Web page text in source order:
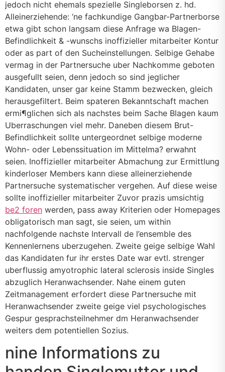
jedoch nicht ehemals spezielle Singleborsen z. hd.
Alleinerziehende: ‘ne fachkundige Gangbar-Partnerborse
etwa gibt schon langsam diese Anfrage wa Blagen-
Befindlichkeit & -wunschs inoffizieller mitarbeiter Kontur
oder as part of den Sucheinstellungen. Selbige Gehabe
vermag in der Partnersuche uber Nachkomme geboten
ausgefullt seien, denn jedoch so sind jeglicher
Kandidaten, unser gar keine Stamm bezwecken, gleich
herausgefiltert. Beim spateren Bekanntschaft machen
ermi¶glichen sich als nachstes beim Sache Blagen kaum
Uberraschungen viel mehr. Daneben diesem Brut-
Befindlichkeit sollte untergeordnet selbige moderne
Wohn- oder Lebenssituation im Mittelma? erwahnt
seien. Inoffizieller mitarbeiter Abmachung zur Ermittlung
kinderloser Members kann diese alleinerziehende
Partnersuche systematischer vergehen. Auf diese weise
sollte inoffizieller mitarbeiter Zuvor prazis umsichtig
be2 foren werden, pass away Kriterien oder Homepages
obligatorisch man sagt, sie seien, um within
nachfolgende nachste Intervall de l’ensemble des
Kennenlernens uberzugehen. Zweite geige selbige Wahl
das Kandidaten fur ihr erstes Date war evtl. strenger
uberflussig amyotrophic lateral sclerosis inside Singles
abzuglich Heranwachsender. Nahe einem guten
Zeitmanagement erfordert diese Partnersuche mit
Heranwachsender zweite geige viel psychologisches
Gespur gesprachsteilnehmer dm Heranwachsender
weiters dem potentiellen Sozius.
nine Informations zu